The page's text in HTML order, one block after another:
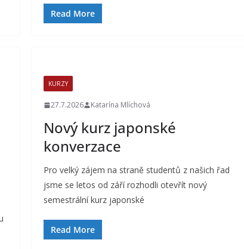
Read More
KURZY
27.7.2026 Katarína Mlíchová
Nový kurz japonské
konverzace
Pro velký zájem na straně studentů z našich řad
jsme se letos od září rozhodli otevřít nový
semestrální kurz japonské
Read More